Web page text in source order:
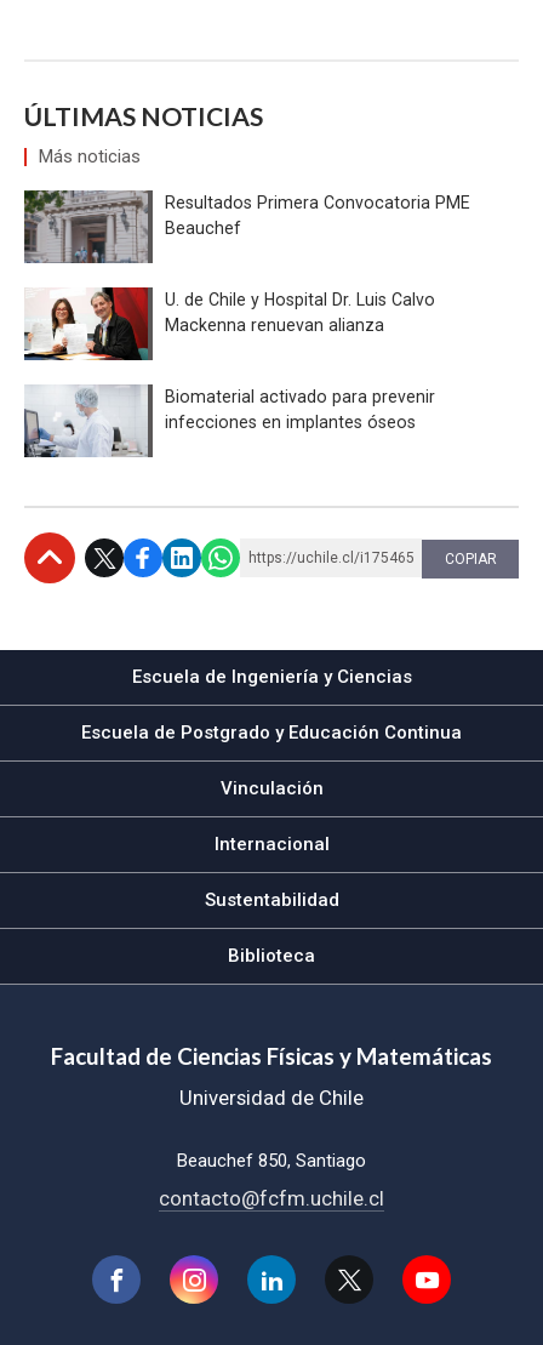
ÚLTIMAS NOTICIAS
Más noticias
Resultados Primera Convocatoria PME
Beauchef
U. de Chile y Hospital Dr. Luis Calvo
Mackenna renuevan alianza
Biomaterial activado para prevenir
infecciones en implantes óseos
https://uchile.cl/i175465 COPIAR
Escuela de Ingeniería y Ciencias
Escuela de Postgrado y Educación Continua
Vinculación
Internacional
Sustentabilidad
Biblioteca
Facultad de Ciencias Físicas y Matemáticas
Universidad de Chile
Beauchef 850, Santiago
contacto@fcfm.uchile.cl